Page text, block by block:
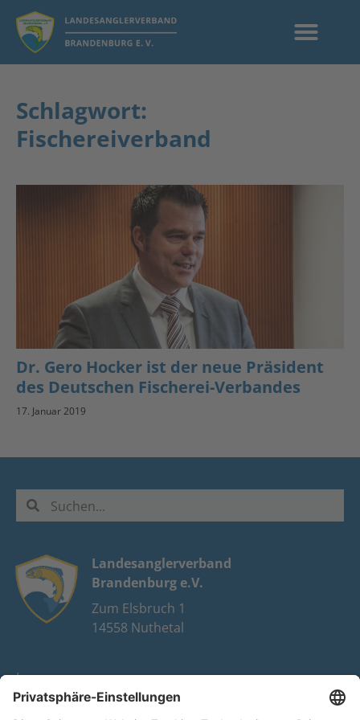
Schlagwort:
Fischereiverband
Dr. Gero Hocker ist der neue Präsident
des Deutschen Fischerei-Verbandes
17. Januar 2019
Landesanglerverband
Brandenburg e.V.
Zum Elsbruch 1
14558 Nuthetal
Impressum
Datenschutz